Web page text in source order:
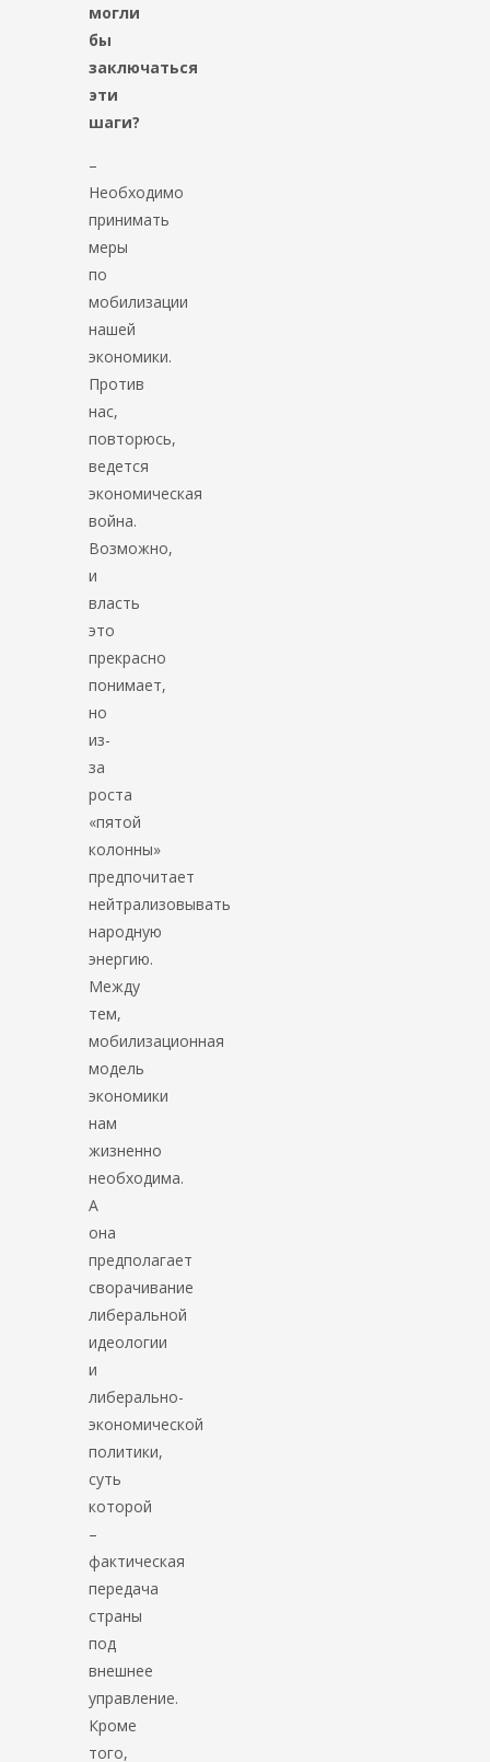
могли
бы
заключаться
эти
шаги?
–
Необходимо
принимать
меры
по
мобилизации
нашей
экономики.
Против
нас,
повторюсь,
ведется
экономическая
война.
Возможно,
и
власть
это
прекрасно
понимает,
но
из-
за
роста
«пятой
колонны»
предпочитает
нейтрализовывать
народную
энергию.
Между
тем,
мобилизационная
модель
экономики
нам
жизненно
необходима.
А
она
предполагает
сворачивание
либеральной
идеологии
и
либерально-
экономической
политики,
суть
которой
–
фактическая
передача
страны
под
внешнее
управление.
Кроме
того,